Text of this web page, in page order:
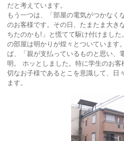
だと考えています。
もう一つは、「部屋の電気がつかなく
のお客様です。その日、たまたま大き
ちたのかも!」と慌てて駆け付けまし
の部屋は明かりが煌々とついています
ば、「親が支払っているものと思い、
明。 ホッとしました。特に学生のお
切なお子様であるとこを意識して、日
ます。